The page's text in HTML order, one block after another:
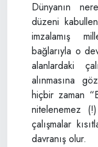
Dünyanın
düzeni
imzalamış
bağlarıyla o
alanlardaki
alınmasına
hiçbir zaman
nitelenemez
çalışmalar
davranış olur.